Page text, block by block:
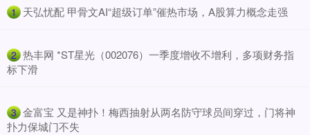
1 ​天弘忧配 甲骨文AI“超级订单”催热市场，A股算力概念走强
2 ​热丰网 *ST星光（002076）一季度增收不增利，多项财务指
标下滑
3 ​金富宝 又是神扑！梅西抽射从两名防守球员间穿过，门将神
扑力保城门不失